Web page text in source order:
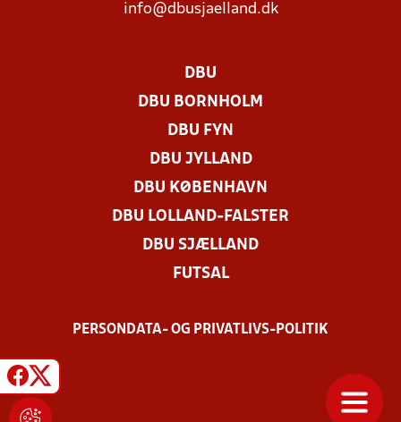
info@dbusjaelland.dk
DBU
DBU BORNHOLM
DBU FYN
DBU JYLLAND
DBU KØBENHAVN
DBU LOLLAND-FALSTER
DBU SJÆLLAND
FUTSAL
PERSONDATA- OG PRIVATLIVS-POLITIK